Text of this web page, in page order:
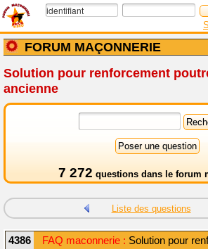
FORUM MAÇONNERIE
Solution pour renforcement
ancienne
7 272 questions dans le forum
Liste des questions
4386 FAQ maconnerie : Solution pour